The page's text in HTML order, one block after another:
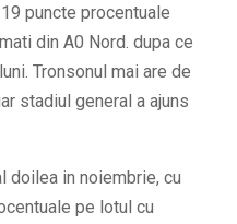
puncte procentuale
din A0 Nord. dupa ce
Tronsonul mai are de
stadiul general a ajuns
doilea in noiembrie, cu
pe lotul cu